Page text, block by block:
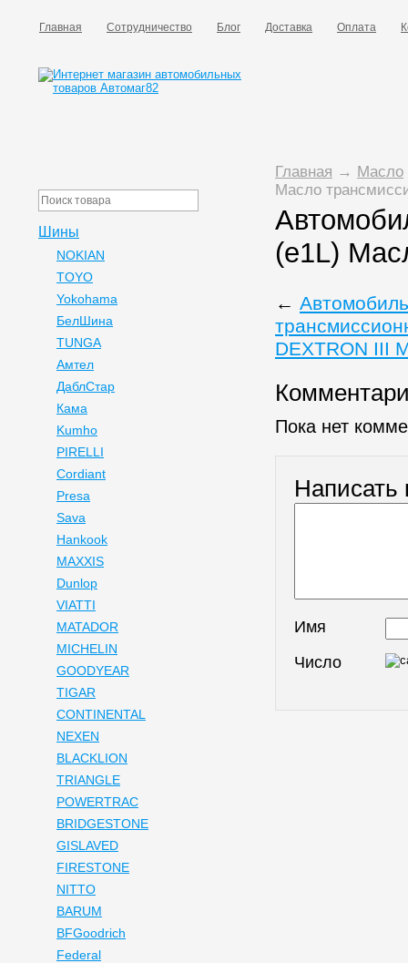
Главная Сотрудничество Блог Доставка Оплата
Главная → Масло
Масло
(e1L)
←
DEXTRON III
Пока нет
Написать
Имя
Число
Шины
NOKIAN
TOYO
Yokohama
БелШина
TUNGA
Амтел
ДаблСтар
Кама
Kumho
PIRELLI
Cordiant
Presa
Sava
Hankook
MAXXIS
Dunlop
VIATTI
MATADOR
MICHELIN
GOODYEAR
TIGAR
CONTINENTAL
NEXEN
BLACKLION
TRIANGLE
POWERTRAC
BRIDGESTONE
GISLAVED
FIRESTONE
NITTO
BARUM
BFGoodrich
Federal